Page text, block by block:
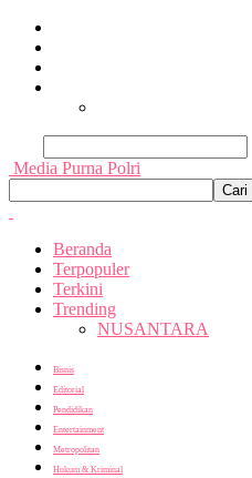
Media Purna Polri
Beranda
Terpopuler
Terkini
Trending
NUSANTARA
Bisnis
Editorial
Pendidikan
Entertainment
Metropolitan
Hukum & Kriminal